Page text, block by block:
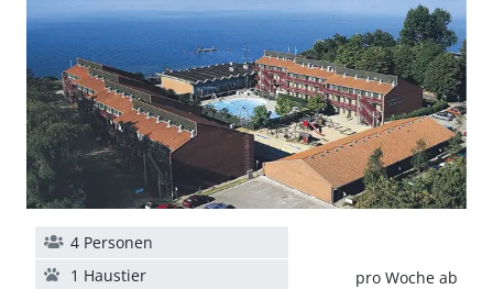
pro Woche ab
4 Personen
1 Haustier